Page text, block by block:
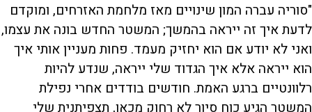
"סוריה עברה המון שינויים מאז מלחמת האזרחים, ומוקדם
לדעת איך זה ייראה בהמשך; המשטר החדש בונה את עצמו,
ואני לא יודע אם הוא יחזיק מעמד. פחות מעניין אותי איך
הוא ייראה אלא איך הגדוד שלי ייראה, שנדע להיות
רלוונטיים ברגע האמת. חודשים בודדים אחרי נפילת
המשטר הגיע כוח סיור לא רחוק מכאן, תצפיתנית שלי